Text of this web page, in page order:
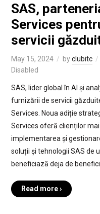
SAS,
Services
servicii
May 15, 2024 byclubitc
Disabled
SAS, lider global în AI și
furnizării de servicii
Services. Noua adiție
Services oferă clienților
implementarea și
soluții și tehnologii SAS de
beneficiază deja de
Read more ›